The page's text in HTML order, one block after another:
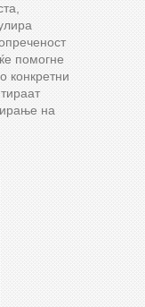
помогне
конкретни
на